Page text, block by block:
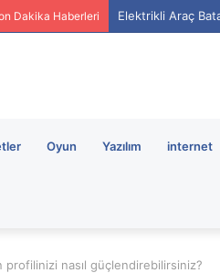
Dakika Haberleri Elektrikli Araç
Oyun Yazılım internet
profilinizi nasıl güçlendirebilirsiniz?